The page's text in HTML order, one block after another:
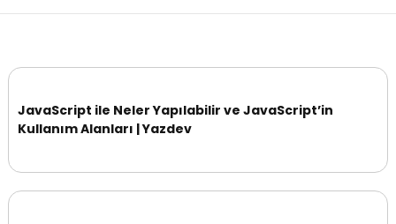
JavaScript ile Neler Yapılabilir ve JavaScript’in
Kullanım Alanları | Yazdev